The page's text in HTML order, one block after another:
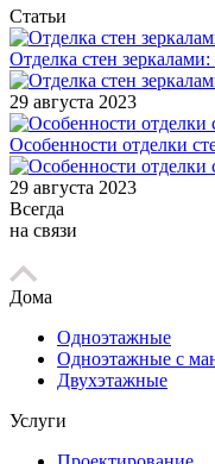
Статьи
Отделка стен
29 августа 2023
Особенности отделки
29 августа 2023
Всегда
на связи
Дома
Одноэтажные
Одноэтажные с
Двухэтажные
Услуги